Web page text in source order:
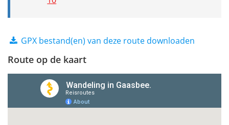
GPX bestand(en) van deze route downloaden
Route op de kaart